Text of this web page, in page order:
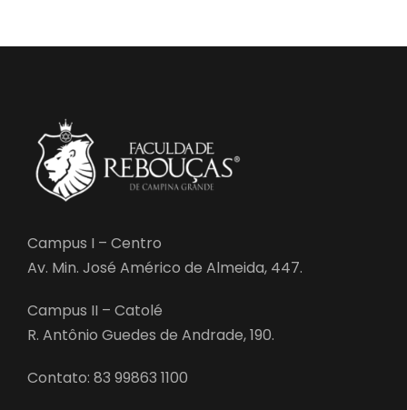
Campus I – Centro
Av. Min. José Américo de Almeida, 447.
Campus II – Catolé
R. Antônio Guedes de Andrade, 190.
Contato: 83 99863 1100